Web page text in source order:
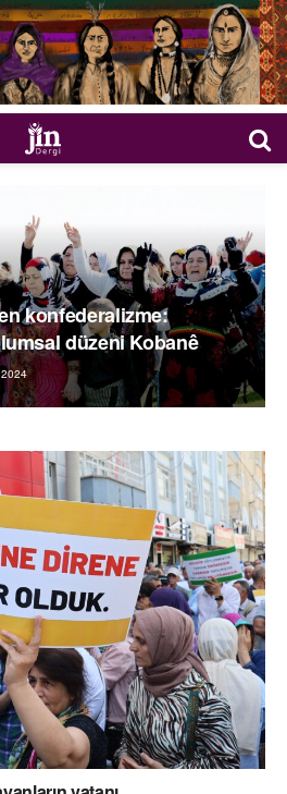
konfederalizme:
düzeni Kobanê